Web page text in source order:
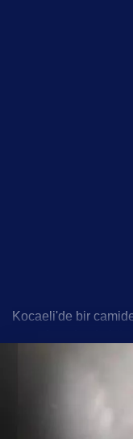
Kocaeli'de bir
dikkat çekti. Olayın
organizasyon için